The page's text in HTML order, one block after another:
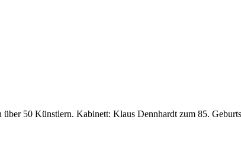
50 Künstlern. Kabinett: Klaus Dennhardt zum 85.